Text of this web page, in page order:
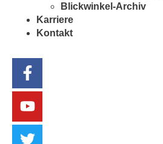
Blickwinkel-Archiv
Karriere
Kontakt